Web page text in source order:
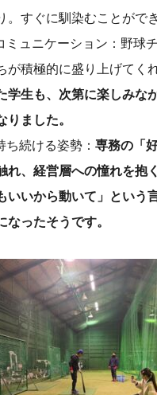
。すぐに馴染むことがで
ミュニケーション：野球
が積極的に盛り上げてくれ
学生も、次第に楽しみな
りました。
ち続ける姿勢： 専務の「
れ、経営層への憧れを抱
いいから動いて」という
なったそうです。